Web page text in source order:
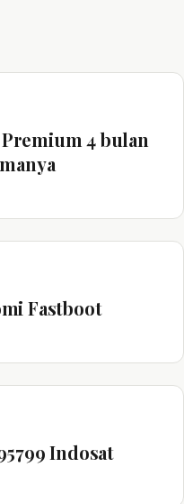
4 bulan
Fastboot
Indosat